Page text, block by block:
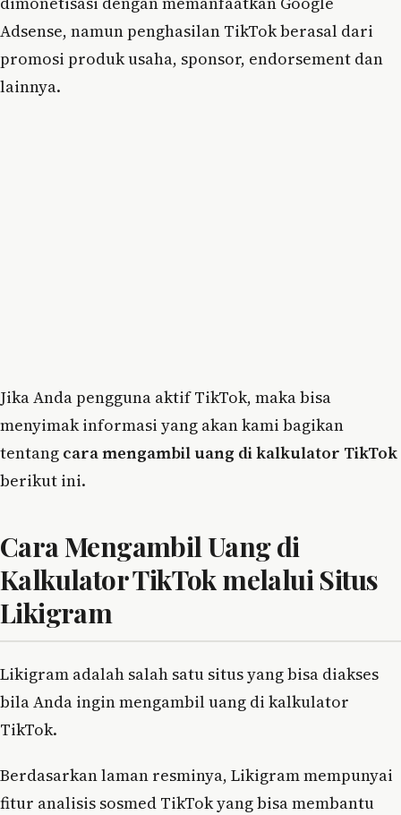
Adsense, namun penghasilan TikTok berasal dari
promosi produk usaha, sponsor, endorsement dan
lainnya.
Jika Anda pengguna aktif TikTok, maka bisa
menyimak informasi yang akan kami bagikan
tentang cara mengambil uang di kalkulator TikTok
berikut ini.
Cara Mengambil Uang di
Kalkulator TikTok melalui Situs
Likigram
Likigram adalah salah satu situs yang bisa diakses
bila Anda ingin mengambil uang di kalkulator
TikTok.
Berdasarkan laman resminya, Likigram mempunyai
fitur analisis sosmed TikTok yang bisa membantu